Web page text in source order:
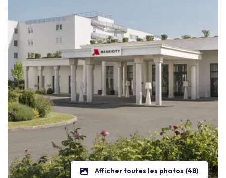
Afficher toutes les photos (48)